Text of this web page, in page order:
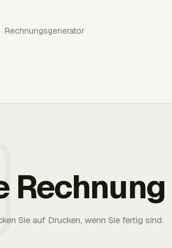
Rechnungsgenerator
Rechnung
Sie auf Drucken, wenn Sie fertig sind.